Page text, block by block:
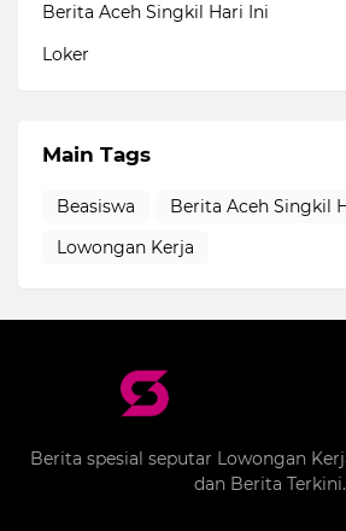
Berita Aceh Singkil Hari Ini
Loker
Main Tags
Beasiswa
Berita Aceh Singkil
Lowongan Kerja
Berita spesial seputar Lowongan
dan Berita Terkini.